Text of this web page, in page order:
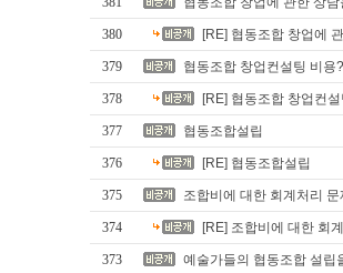
380 [RE] 협동조합 창업에
379 협동조합 창업컨설팅 비용?
378 [RE] 협동조합 창업컨
377 협동조합설립
376 [RE] 협동조합설립
375 조합비에 대한 회계처리 문
374 [RE] 조합비에 대한 회
373 예술가들의 협동조합 설립